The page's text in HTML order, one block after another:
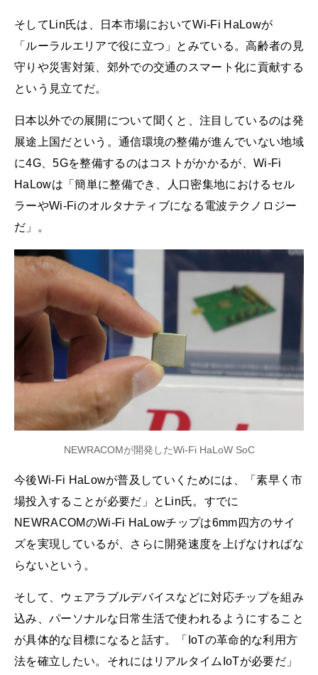
そしてLin氏は、日本市場においてWi-Fi HaLowが
「ルーラルエリアで役に立つ」とみている。高齢者の見
守りや災害対策、郊外での交通のスマート化に貢献する
という見立てだ。
日本以外での展開について聞くと、注目しているのは発
展途上国だという。通信環境の整備が進んでいない地域
に4G、5Gを整備するのはコストがかかるが、Wi-Fi
HaLowは「簡単に整備でき、人口密集地におけるセル
ラーやWi-Fiのオルタナティブになる電波テクノロジー
だ」。
NEWRACOMが開発したWi-Fi HaLoW SoC
今後Wi-Fi HaLowが普及していくためには、「素早く市
場投入することが必要だ」とLin氏。すでに
NEWRACOMのWi-Fi HaLowチップは6mm四方のサイ
ズを実現しているが、さらに開発速度を上げなければな
らないという。
そして、ウェアラブルデバイスなどに対応チップを組み
込み、パーソナルな日常生活で使われるようにすること
が具体的な目標になると話す。「IoTの革命的な利用方
法を確立したい。それにはリアルタイムIoTが必要だ」